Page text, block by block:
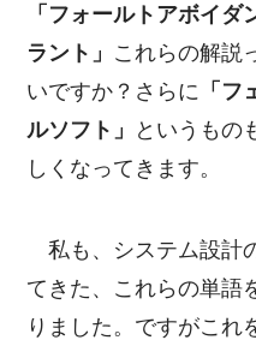
「フォールトアボイダ
ラント」 これらの解説
いですか？さらに 「フ
ルソフト」
というもの
しくなってきます。
私も、システム設計
てきた、これらの単語
りました。ですがこれ